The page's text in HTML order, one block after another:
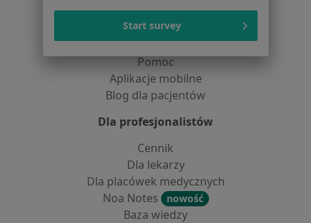
Pytania i odpowiedzi
Usługi i zabiegi
Choroby
Pomoc
Aplikacje mobilne
Blog dla pacjentów
Dla profesjonalistów
Cennik
Dla lekarzy
Dla placówek medycznych
Noa Notes
nowość
Baza wiedzy
Start survey